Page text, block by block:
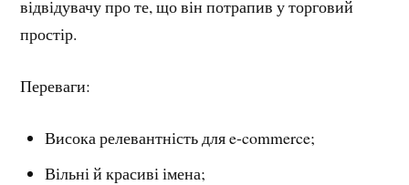
відвідувачу про те, що він потрапив у торговий
простір.
Переваги:
Висока релевантність для e-commerce;
Вільні й красиві імена;